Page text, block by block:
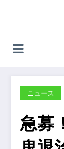
ッ
ニュース
急募